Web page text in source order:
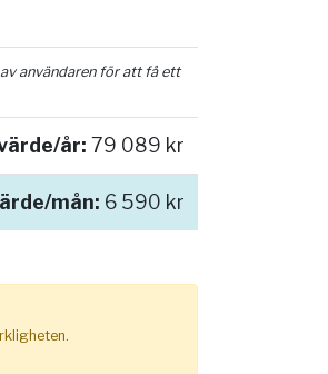
användaren för att få ett
år: 79 089 kr
mån: 6 590 kr